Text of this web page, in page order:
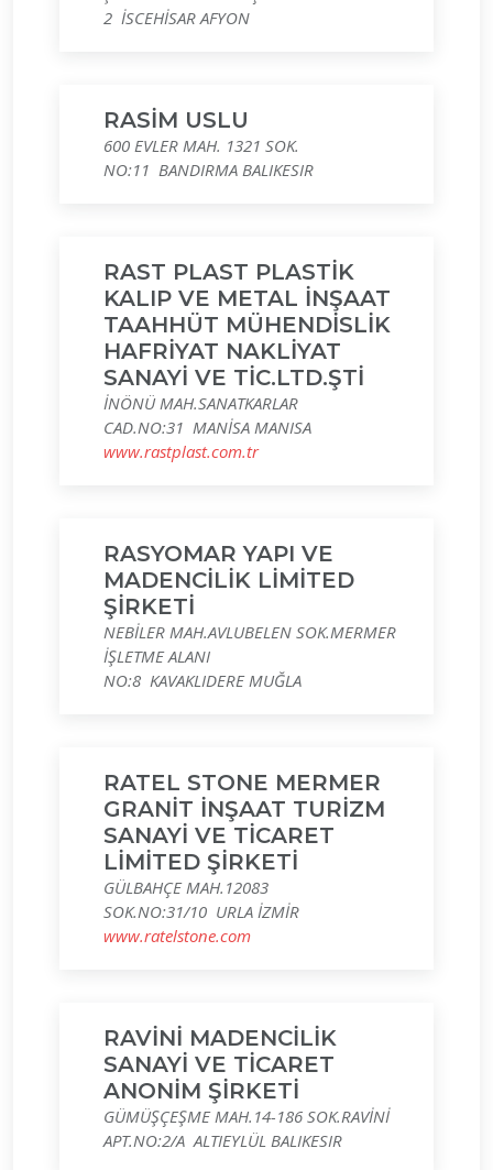
2 İSCEHİSAR AFYON
RASİM USLU
600 EVLER MAH. 1321 SOK.
NO:11 BANDIRMA BALIKESIR
RAST PLAST PLASTİK
KALIP VE METAL İNŞAAT
TAAHHÜT MÜHENDİSLİK
HAFRİYAT NAKLİYAT
SANAYİ VE TİC.LTD.ŞTİ
İNÖNÜ MAH.SANATKARLAR
CAD.NO:31 MANİSA MANISA
www.rastplast.com.tr
RASYOMAR YAPI VE
MADENCİLİK LİMİTED
ŞİRKETİ
NEBİLER MAH.AVLUBELEN SOK.MERMER
İŞLETME ALANI
NO:8 KAVAKLIDERE MUĞLA
RATEL STONE MERMER
GRANİT İNŞAAT TURİZM
SANAYİ VE TİCARET
LİMİTED ŞİRKETİ
GÜLBAHÇE MAH.12083
SOK.NO:31/10 URLA İZMİR
www.ratelstone.com
RAVİNİ MADENCİLİK
SANAYİ VE TİCARET
ANONİM ŞİRKETİ
GÜMÜŞÇEŞME MAH.14-186 SOK.RAVİNİ
APT.NO:2/A ALTIEYLÜL BALIKESIR